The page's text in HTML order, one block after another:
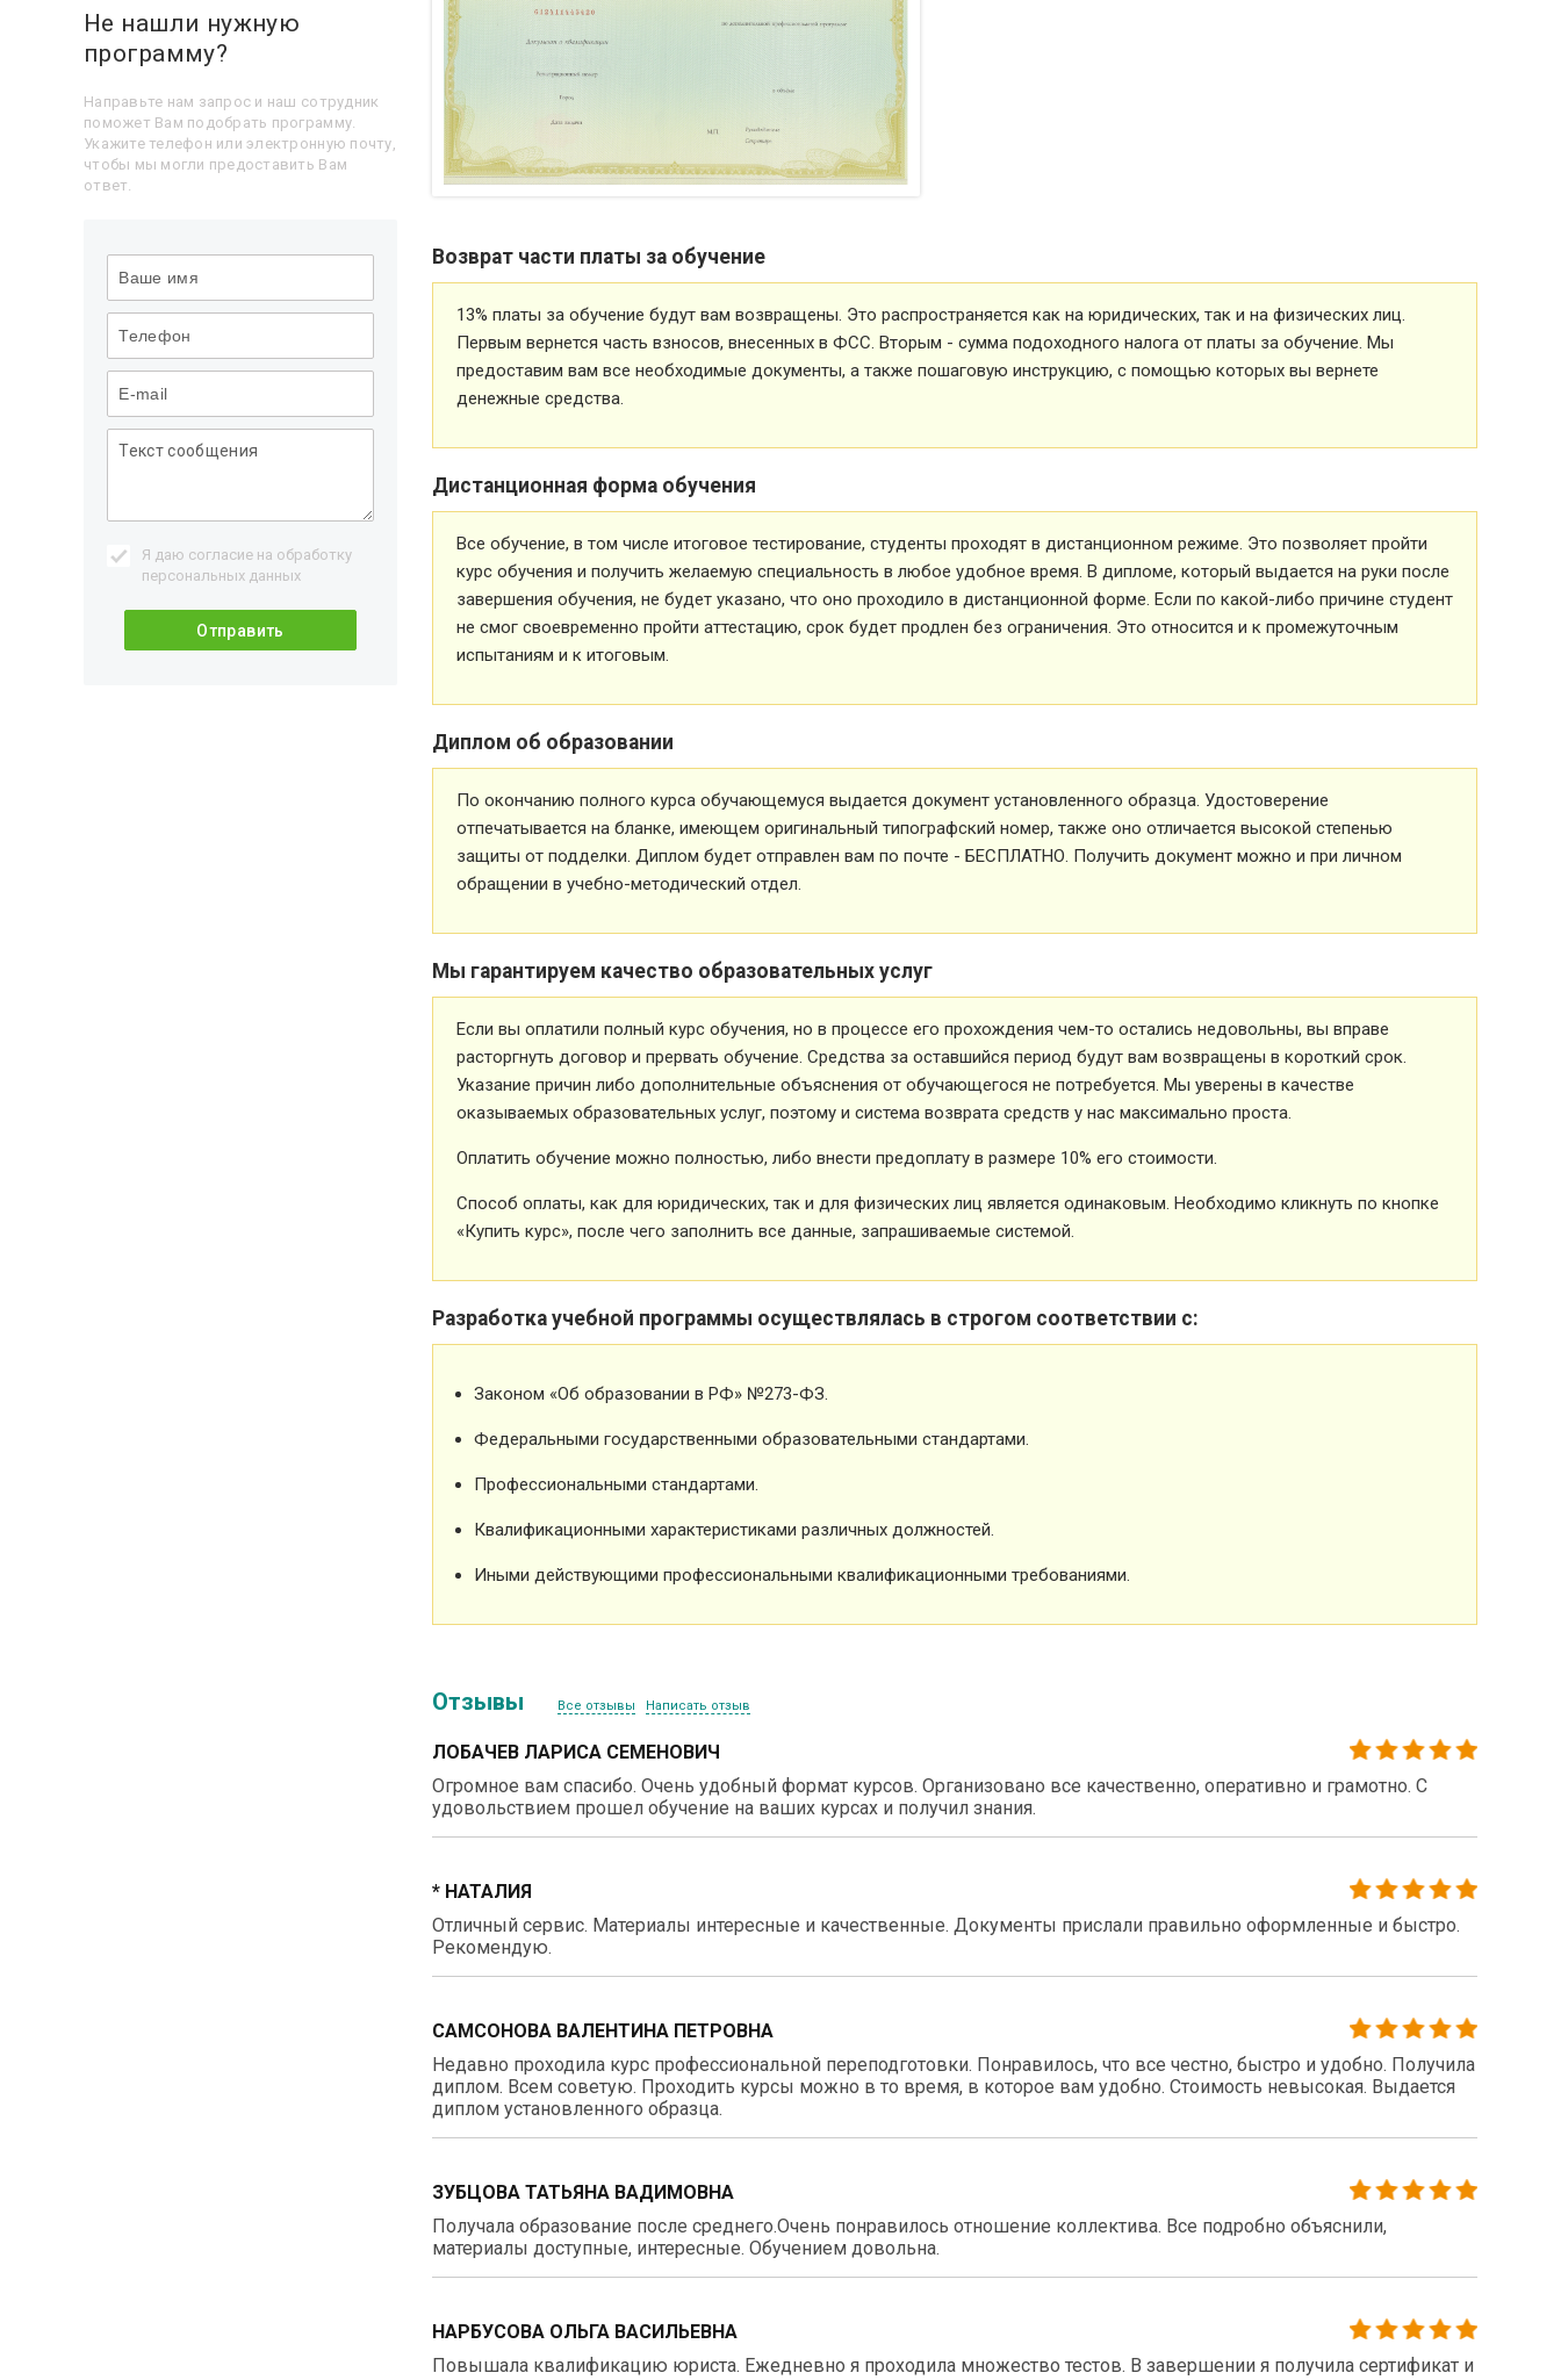
Возврат части платы за обучение
13% платы за обучение будут вам возвращены. Это распространяется как на юридических, так и на физических лиц.
Первым вернется часть взносов, внесенных в ФСС. Вторым - сумма подоходного налога от платы за обучение. Мы
предоставим вам все необходимые документы, а также пошаговую инструкцию, с помощью которых вы вернете
денежные средства.
Дистанционная форма обучения
Все обучение, в том числе итоговое тестирование, студенты проходят в дистанционном режиме. Это позволяет пройти
курс обучения и получить желаемую специальность в любое удобное время. В дипломе, который выдается на руки после
завершения обучения, не будет указано, что оно проходило в дистанционной форме. Если по какой-либо причине студент
не смог своевременно пройти аттестацию, срок будет продлен без ограничения. Это относится и к промежуточным
испытаниям и к итоговым.
Диплом об образовании
По окончанию полного курса обучающемуся выдается документ установленного образца. Удостоверение
отпечатывается на бланке, имеющем оригинальный типографский номер, также оно отличается высокой степенью
защиты от подделки. Диплом будет отправлен вам по почте - БЕСПЛАТНО. Получить документ можно и при личном
обращении в учебно-методический отдел.
Мы гарантируем качество образовательных услуг
Если вы оплатили полный курс обучения, но в процессе его прохождения чем-то остались недовольны, вы вправе
расторгнуть договор и прервать обучение. Средства за оставшийся период будут вам возвращены в короткий срок.
Указание причин либо дополнительные объяснения от обучающегося не потребуется. Мы уверены в качестве
оказываемых образовательных услуг, поэтому и система возврата средств у нас максимально проста.
Оплатить обучение можно полностью, либо внести предоплату в размере 10% его стоимости.
Способ оплаты, как для юридических, так и для физических лиц является одинаковым. Необходимо кликнуть по кнопке
«Купить курс», после чего заполнить все данные, запрашиваемые системой.
Разработка учебной программы осуществлялась в строгом соответствии с:
Законом «Об образовании в РФ» №273-ФЗ.
Федеральными государственными образовательными стандартами.
Профессиональными стандартами.
Квалификационными характеристиками различных должностей.
Иными действующими профессиональными квалификационными требованиями.
Отзывы Все отзывы Написать отзыв
ЛОБАЧЕВ ЛАРИСА СЕМЕНОВИЧ
Огромное вам спасибо. Очень удобный формат курсов. Организовано все качественно, оперативно и грамотно. С
удовольствием прошел обучение на ваших курсах и получил знания.
* НАТАЛИЯ
Отличный сервис. Материалы интересные и качественные. Документы прислали правильно оформленные и быстро.
Рекомендую.
САМСОНОВА ВАЛЕНТИНА ПЕТРОВНА
Недавно проходила курс профессиональной переподготовки. Понравилось, что все честно, быстро и удобно. Получила
диплом. Всем советую. Проходить курсы можно в то время, в которое вам удобно. Стоимость невысокая. Выдается
диплом установленного образца.
ЗУБЦОВА ТАТЬЯНА ВАДИМОВНА
Получала образование после среднего.Очень понравилось отношение коллектива. Все подробно объяснили,
материалы доступные, интересные. Обучением довольна.
НАРБУСОВА ОЛЬГА ВАСИЛЬЕВНА
Повышала квалификацию юриста. Ежедневно я проходила множество тестов. В завершении я получила сертификат и
Не нашли нужную
программу?
Направьте нам запрос и наш сотрудник
поможет Вам подобрать программу.
Укажите телефон или электронную почту,
чтобы мы могли предоставить Вам
ответ.
Я даю согласие на обработку
персональных данных